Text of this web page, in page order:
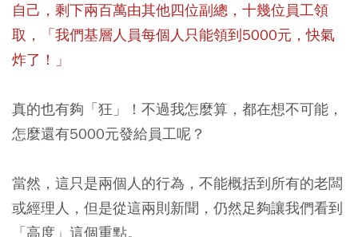
自己，剩下兩百萬由其他四位副總，十幾位員工領
取，「我們基層人員每個人只能領到5000元，快氣
炸了！」
真的也有夠「狂」！不過我怎麼算，都在想不可能，
怎麼還有5000元發給員工呢？
當然，這只是兩個人的行為，不能概括到所有的老闆
或經理人，但是從這兩則新聞，仍然足夠讓我們看到
「高度」這個重點。